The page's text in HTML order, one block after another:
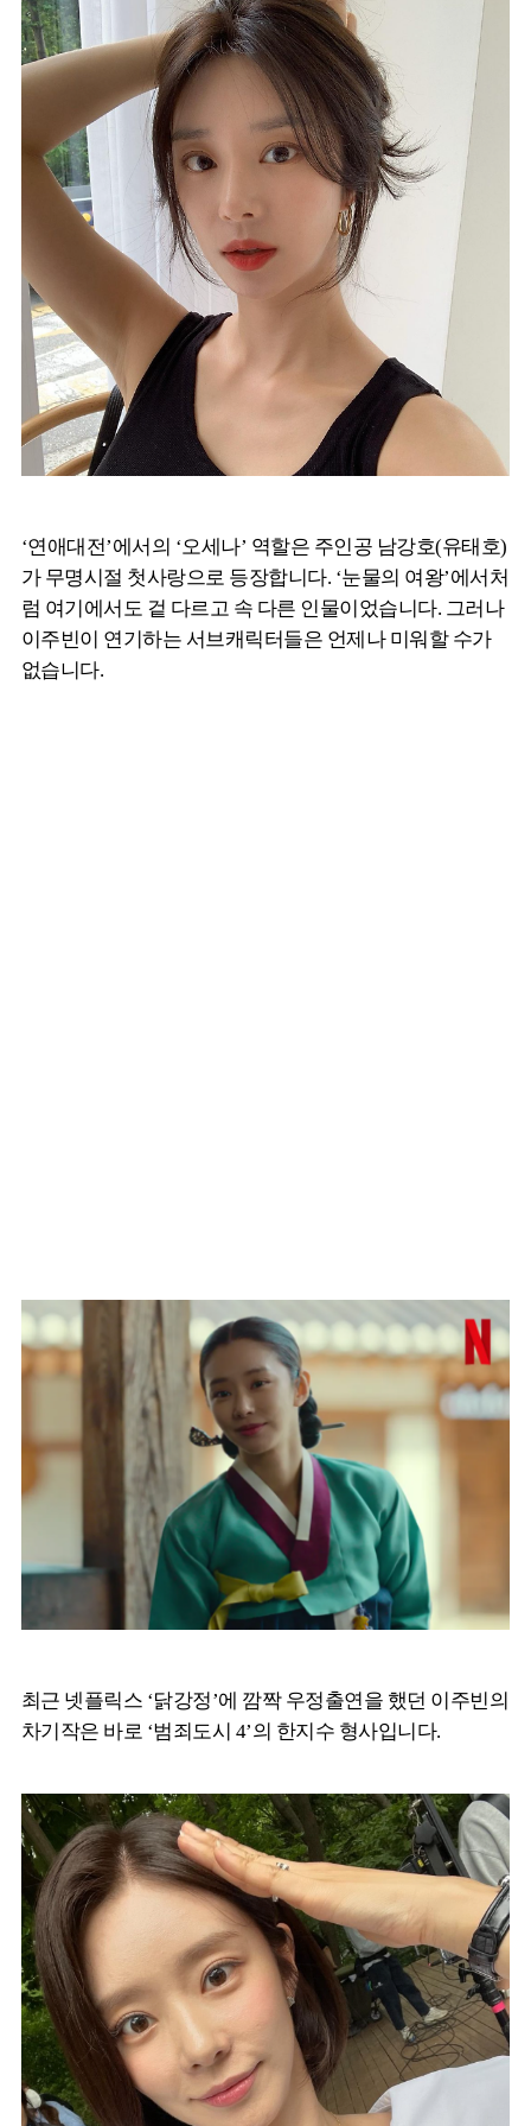
‘연애대전’에서의 ‘오세나’ 역할은 주인공 남강호(유태호)
가 무명시절 첫사랑으로 등장합니다. ‘눈물의 여왕’에서처
럼 여기에서도 겉 다르고 속 다른 인물이었습니다. 그러나
이주빈이 연기하는 서브캐릭터들은 언제나 미워할 수가
없습니다.
최근 넷플릭스 ‘닭강정’에 깜짝 우정출연을 했던 이주빈의
차기작은 바로 ‘범죄도시 4’의 한지수 형사입니다.